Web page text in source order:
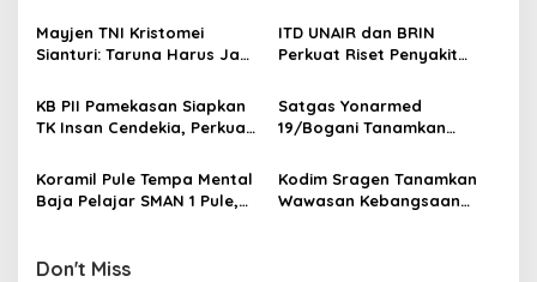
a
i
o
n
Ketangguhan Bencana
Mayjen TNI Kristomei
Sianturi: Taruna Harus Jadi
ITD UNAIR dan BRIN
Perkuat Riset Penyakit
Kesehatan Nasional
KB PII Pamekasan Siapkan
TK Insan Cendekia, Perkuat
Bangsa Sejak Dini
Satgas Yonarmed
19/Bogani Tanamkan
Perbatasan
Koramil Pule Tempa Mental
Baja Pelajar SMAN 1 Pule,
Karakter
Kodim Sragen Tanamkan
Wawasan Kebangsaan
Don't Miss